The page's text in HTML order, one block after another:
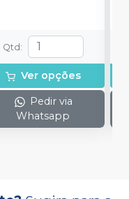
Qtd :
Ver opções
Pedir via
Whatsapp